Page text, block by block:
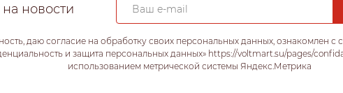
новости
даю согласие на обработку своих персональных данных, ознакомлен
и защита персональных данных» https://voltmart.su/pages/
использованием метрической системы Яндекс.Метрика